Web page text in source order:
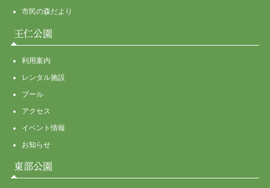
市民の森だより
王仁公園
利用案内
レンタル施設
プール
アクセス
イベント情報
お知らせ
東部公園